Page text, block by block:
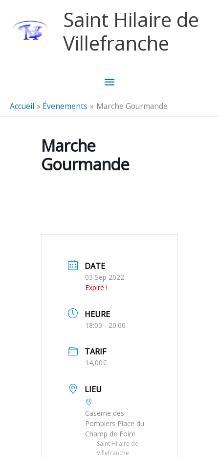
Saint Hilaire de
Villefranche
Menu
principal
Accueil Évenements Marche Gourmande
Marche
Gourmande
DATE
03 Sep 2022
Expiré !
HEURE
18:00 - 20:00
TARIF
14,00€
LIEU
Caserne des
Pompiers Place du
Champ de Foire
Saint Hilaire de
Villefranche